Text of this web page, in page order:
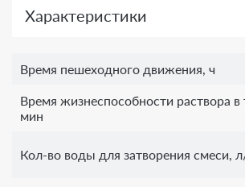
Характеристики
Время пешеходного движения, ч
Время жизнеспособности раствора в
мин
Кол-во воды для затворения смеси,